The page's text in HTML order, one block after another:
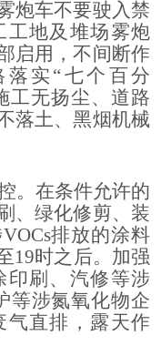
炮车不要驶入禁
工地及堆场雾炮
启用，不间断作
实“七个百分
工无扬尘、道路
落土、黑烟机械
。在条件允许的
、绿化修剪、装
VOCs排放的涂料
19时之后。加强
印刷、汽修等涉
等涉氮氧化物企
气直排，露天作